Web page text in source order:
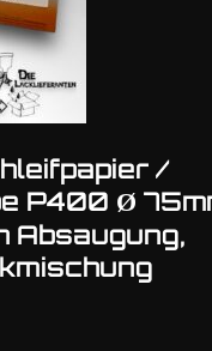
/
P400 Ø
Absaugung,